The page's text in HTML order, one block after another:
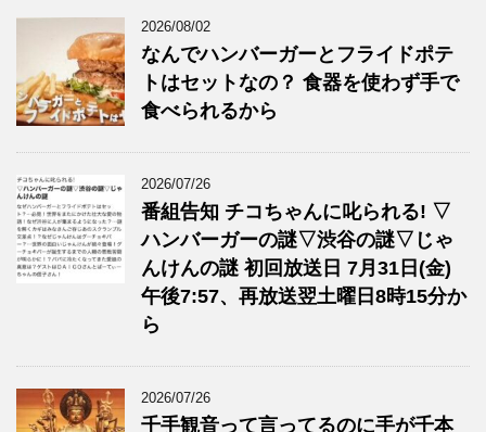
2026/08/02
なんでハンバーガーとフライドポテ
トはセットなの？ 食器を使わず手で
食べられるから
2026/07/26
番組告知 チコちゃんに叱られる! ▽
ハンバーガーの謎▽渋谷の謎▽じゃ
んけんの謎 初回放送日 7月31日(金)
午後7:57、再放送翌土曜日8時15分か
ら
2026/07/26
千手観音って言ってるのに手が千本